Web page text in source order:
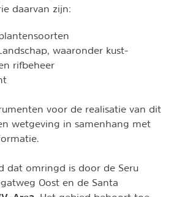
daarvan zijn:
waaronder kust-
rifbeheer
voor de realisatie van dit
wetgeving in samenhang met
dat omringd is door de Seru
Oost en de Santa